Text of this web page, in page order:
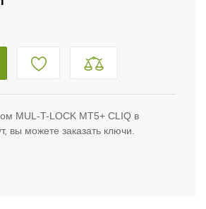
MUL-T-LOCK MT5+ CLIQ в
вы можете заказать ключи.